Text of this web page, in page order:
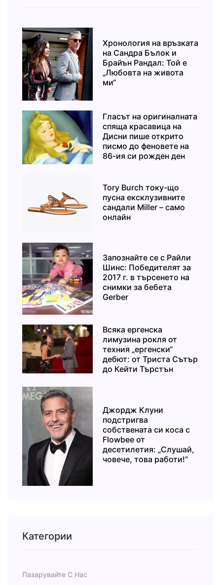
Хронология на връзката
на Сандра Бълок и
Брайън Рандал: Той е
„Любовта на живота
ми“
Гласът на оригиналната
спяща красавица на
Дисни пише открито
писмо до феновете на
86-ия си рожден ден
Tory Burch току-що
пусна ексклузивните
сандали Miller – само
онлайн
Запознайте се с Райли
Шинс: Победителят за
2017 г. в търсенето на
снимки за бебета
Gerber
Всяка ергенска
лимузина рокля от
техния „ергенски“
дебют: от Триста Сътър
до Кейти Търстън
Джордж Клуни
подстригва
собствената си коса с
Flowbee от
десетилетия: „Слушай,
човече, това работи!“
Категории
Пазарувайте С Нас